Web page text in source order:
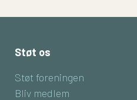
Støt os
Støt foreningen
Bliv medlem